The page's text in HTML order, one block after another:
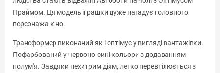
Праймом. Ця модель іграшки дуже нагадує головного
персонажа кіно.
Трансформер виконаний як і оптімус у вигляді вантажівки.
Пофарбований у червоно-сині кольори з додаванням
полум'я. Завдяки нехитрим діям, легко перевтілюється з